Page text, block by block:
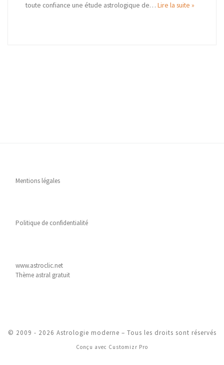
toute confiance une étude astrologique de… Lire la suite »
Mentions légales
Politique de confidentialité
www.astroclic.net
Thème astral gratuit
© 2009 - 2026 Astrologie moderne – Tous les droits sont réservés
Conçu avec Customizr Pro